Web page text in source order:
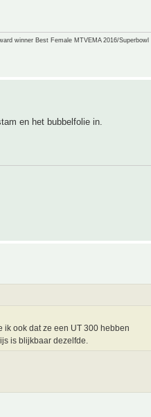
winner Best Female MTVEMA 2016/Superbowl
en het bubbelfolie in.
ik ook dat ze een UT 300 hebben
is blijkbaar dezelfde.